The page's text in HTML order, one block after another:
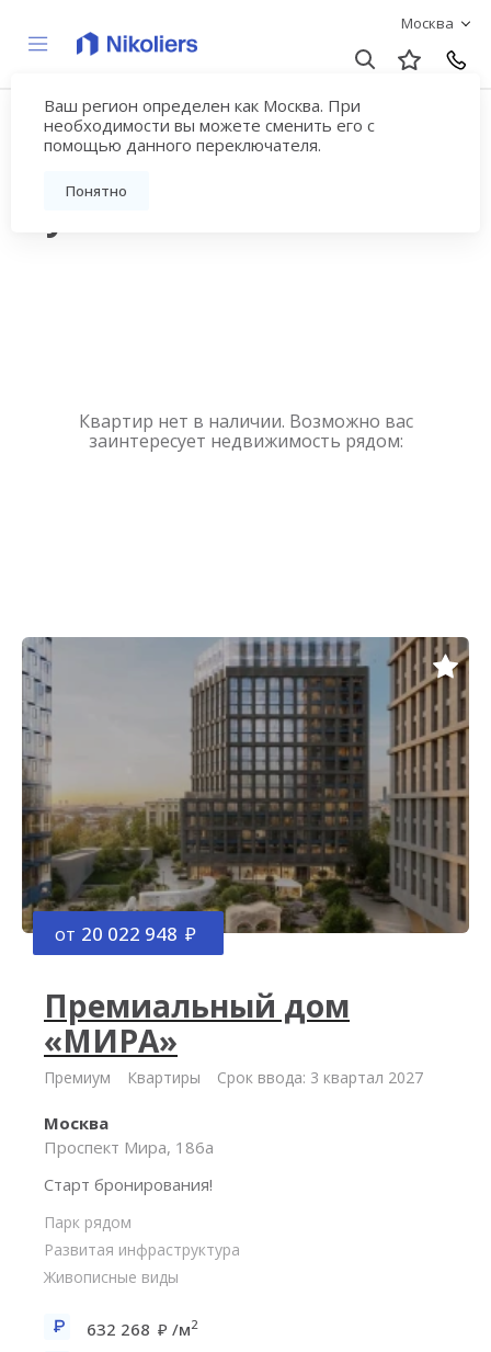
Москва
Ваш регион определен как Москва. При
необходимости вы можете сменить его с
помощью данного переключателя.
Понятно
Купить квартиру
новостройку у метро
Квартир нет в наличии. Возможно вас
заинтересует недвижимость рядом:
от 20 022 948
Премиальный дом
«МИРА»
Премиум Квартиры Срок ввода: 3 квартал 2027
Москва
Проспект Мира, 186а
Старт бронирования!
Парк рядом
Развитая инфраструктура
Живописные виды
632 268 /м2